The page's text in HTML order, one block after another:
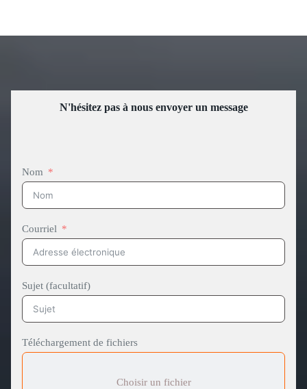
N'hésitez pas à nous envoyer un message
Nom
Courriel
Sujet (facultatif)
Téléchargement de fichiers
Choisir un fichier